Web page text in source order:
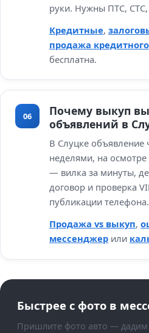
руки. Нужны ПТС, СТС,
Кредитные,
продажа
бесплатна.
06
Почему выкуп
объявлений в
В Слуцке объявление
неделями, на
— вилка за минуты,
договор и проверка
публикации телефона.
Продажа vs выкуп,
мессенджер или
Быстрее с фото в
Пришлите фото авто — дадим